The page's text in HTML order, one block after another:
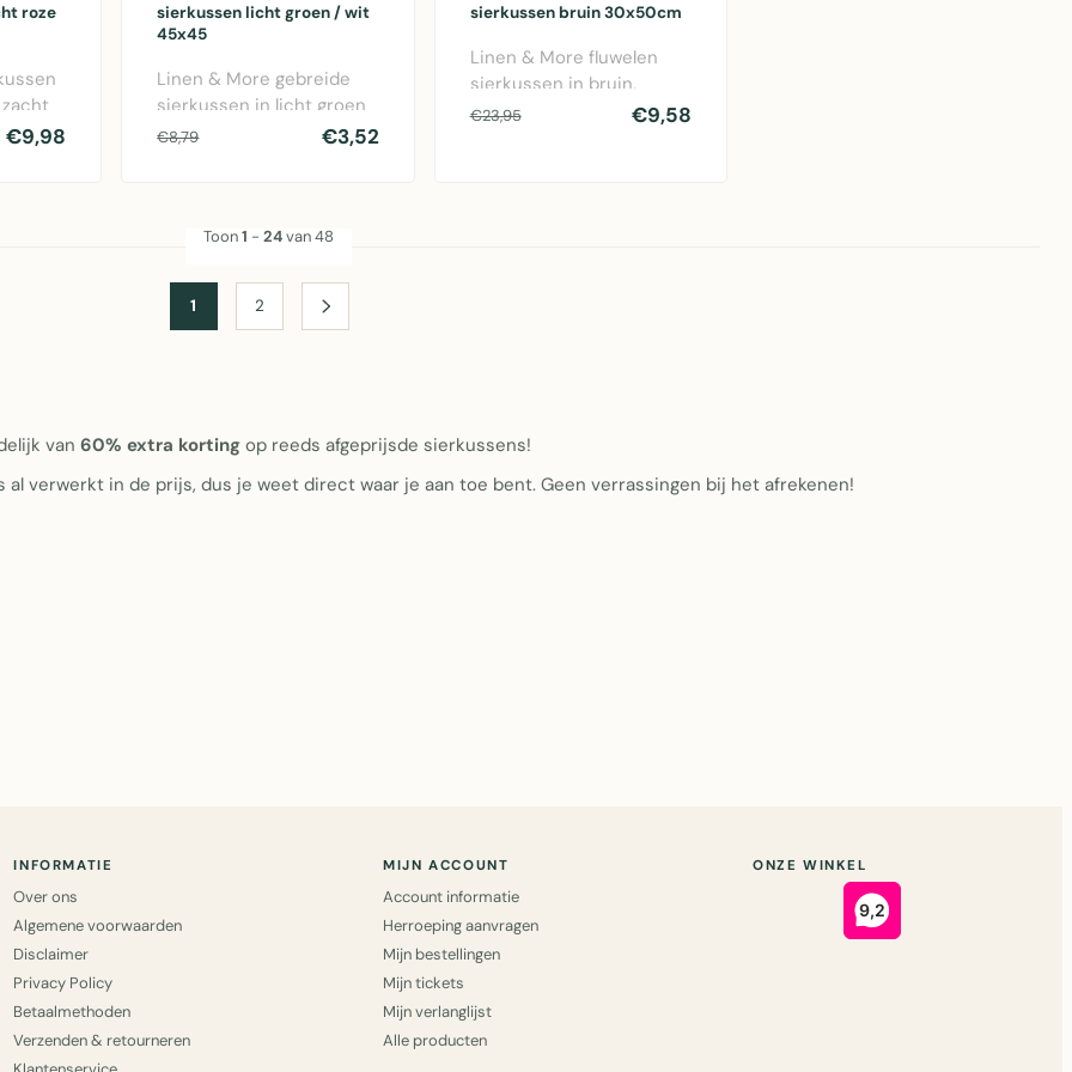
roze
€9,98
sierkussen licht groen / wit
45x45
Linen & More gebreide
sierkussen in licht groen
en wit, 45x45 cm van
€8,79 €3,52
sierkussen bruin 30x50cm
Linen & More fluwelen
sierkussen in bruin,
30x50cm met zachte
€23,95 €9,58
Toon1 - 24van 48
1 2
van 60% extra kortingop reeds afgeprijsde sierkussens!
al verwerkt in de prijs, dus je weet direct waar je aan toe bent. Geen verrassingen bij het afrekenen!
INFORMATIE
Over ons
Algemene voorwaarden
Disclaimer
Privacy Policy
Betaalmethoden
Verzenden & retourneren
MIJN ACCOUNT
Account informatie
Herroeping aanvragen
Mijn bestellingen
Mijn tickets
Mijn verlanglijst
Alle producten
ONZE WINKEL